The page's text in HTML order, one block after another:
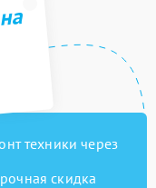
техники через
скидка